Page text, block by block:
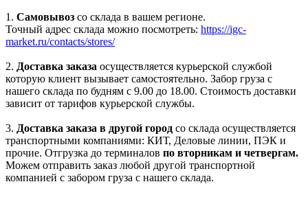
1. Самовывоз со склада в вашем регионе.
Точный адрес склада можно посмотреть: https://igc-
market.ru/contacts/stores/
2. Доставка заказа осуществляется курьерской службой
которую клиент вызывает самостоятельно. Забор груза с
нашего склада по будням с 9.00 до 18.00. Стоимость доставки
зависит от тарифов курьерской службы.
3. Доставка заказа в другой город со склада осуществляется
транспортными компаниями: КИТ, Деловые линии, ПЭК и
прочие. Отгрузка до терминалов по вторникам и четвергам.
Можем отправить заказ любой другой транспортной
компанией с забором груза с нашего склада.